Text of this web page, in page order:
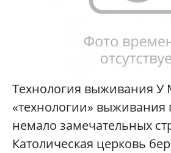
Технология выживания У
«технологии»
немало замечательных
Католическая церковь